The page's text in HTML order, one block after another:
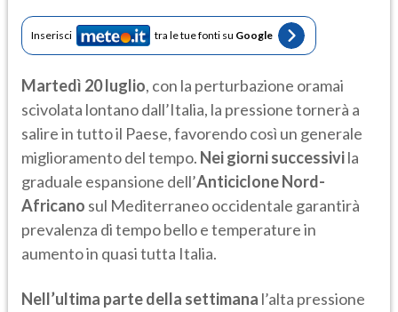
Inserisci tra le tue fonti su Google
Martedì 20 luglio, con la perturbazione oramai
scivolata lontano dall’Italia, la pressione tornerà a
salire in tutto il Paese, favorendo così un generale
miglioramento del tempo. Nei giorni successivila
graduale espansione dell’Anticiclone Nord-
Africano sul Mediterraneo occidentale garantirà
prevalenza di tempo bello e temperature in
aumento in quasi tutta Italia.
Nell’ultima parte della settimana l’alta pressione